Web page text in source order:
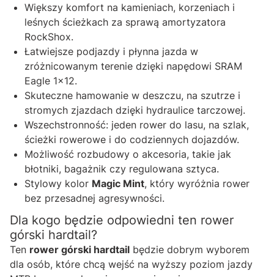
Większy komfort na kamieniach, korzeniach i
leśnych ścieżkach za sprawą amortyzatora
RockShox.
Łatwiejsze podjazdy i płynna jazda w
zróżnicowanym terenie dzięki napędowi SRAM
Eagle 1x12.
Skuteczne hamowanie w deszczu, na szutrze i
stromych zjazdach dzięki hydraulice tarczowej.
Wszechstronność: jeden rower do lasu, na szlak,
ścieżki rowerowe i do codziennych dojazdów.
Możliwość rozbudowy o akcesoria, takie jak
błotniki, bagażnik czy regulowana sztyca.
Stylowy kolor Magic Mint, który wyróżnia rower
bez przesadnej agresywności.
Dla kogo będzie odpowiedni ten rower
górski hardtail?
Ten rower górski hardtail będzie dobrym wyborem
dla osób, które chcą wejść na wyższy poziom jazdy